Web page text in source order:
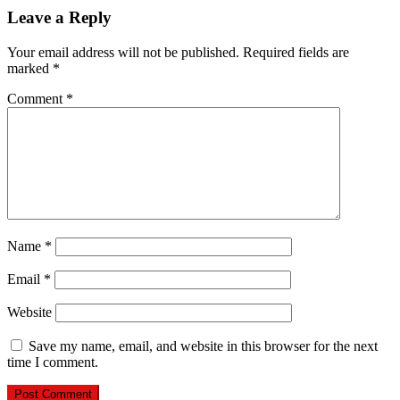
Leave a Reply
Your email address will not be published. Required fields are
marked *
Comment *
Name *
Email *
Website
Save my name, email, and website in this browser for the next
time I comment.